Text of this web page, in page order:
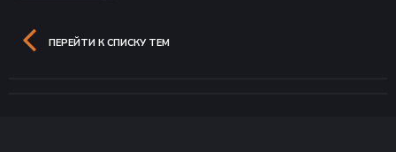
ПЕРЕЙТИ К СПИСКУ ТЕМ